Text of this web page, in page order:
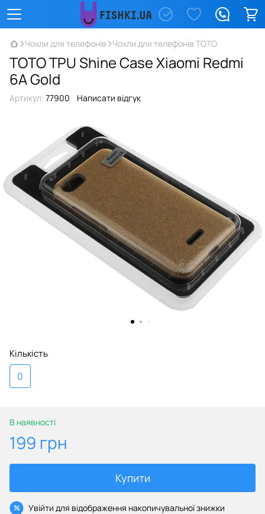
Чохли для телефонів Чохли для телефонів TOTO
TOTO TPU Shine Case Xiaomi Redmi
6A Gold
Артикул: 77900 Написати відгук
Кількість
0
В наявності
199 грн
Купити
% Увійти для відображення накопичувальної знижки